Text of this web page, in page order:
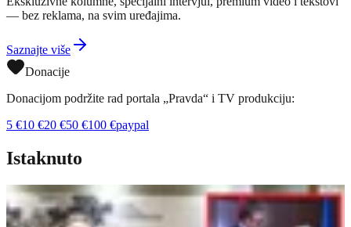
— bez reklama, na svim uređajima.
Saznajte više
Donacije
Donacijom podržite rad portala „Pravda“ i TV produkciju:
5 €10 €20 €50 €100 €paypal
Istaknuto